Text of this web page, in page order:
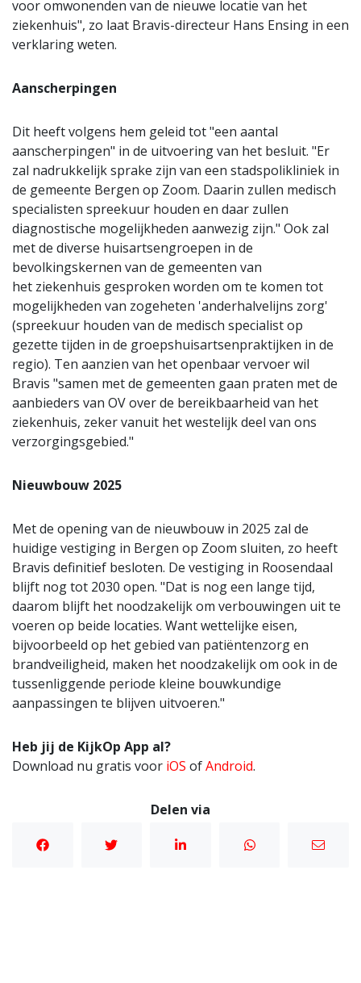
voor omwonenden van de nieuwe locatie van het
ziekenhuis", zo laat Bravis-directeur Hans Ensing in een
verklaring weten.
Aanscherpingen
Dit heeft volgens hem geleid tot "een aantal
aanscherpingen" in de uitvoering van het besluit. "Er
zal nadrukkelijk sprake zijn van een stadspolikliniek in
de gemeente Bergen op Zoom. Daarin zullen medisch
specialisten spreekuur houden en daar zullen
diagnostische mogelijkheden aanwezig zijn." Ook zal
met de diverse huisartsengroepen in de
bevolkingskernen van de gemeenten van
het ziekenhuis gesproken worden om te komen tot
mogelijkheden van zogeheten 'anderhalvelijns zorg'
(spreekuur houden van de medisch specialist op
gezette tijden in de groepshuisartsenpraktijken in de
regio). Ten aanzien van het openbaar vervoer wil
Bravis "samen met de gemeenten gaan praten met de
aanbieders van OV over de bereikbaarheid van het
ziekenhuis, zeker vanuit het westelijk deel van ons
verzorgingsgebied."
Nieuwbouw 2025
Met de opening van de nieuwbouw in 2025 zal de
huidige vestiging in Bergen op Zoom sluiten, zo heeft
Bravis definitief besloten. De vestiging in Roosendaal
blijft nog tot 2030 open. "Dat is nog een lange tijd,
daarom blijft het noodzakelijk om verbouwingen uit te
voeren op beide locaties. Want wettelijke eisen,
bijvoorbeeld op het gebied van patiëntenzorg en
brandveiligheid, maken het noodzakelijk om ook in de
tussenliggende periode kleine bouwkundige
aanpassingen te blijven uitvoeren."
Heb jij de KijkOp App al?
Download nu gratis voor iOS ofAndroid.
Delen via